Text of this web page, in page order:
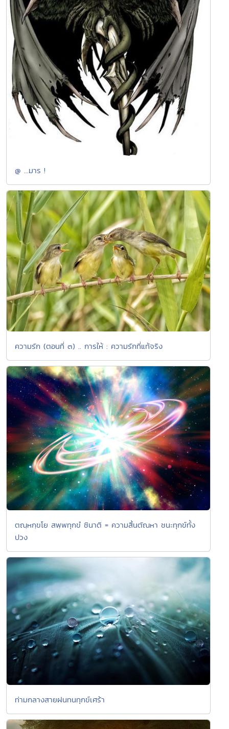
@ ...มาร !
ความรัก (ตอนที่ ๓) .. การให้ : ความรักที่แท้จริง
ตณฺหกฺขโย สพฺพทุกขํ ชินาติ = ความสิ้นตัณหา ชนะทุกข์ทั้ง
ปวง
ท่ามกลางสายฝนทนทุกข์เศร้า